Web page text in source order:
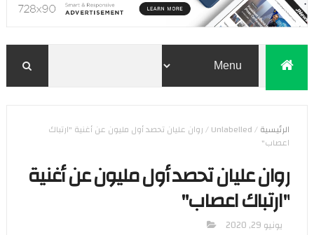
الرئيسية/
Unlabelled
/روان عليان تحصد أول مليون عن أغنية "ارتباك
اعصاب"
روان عليان تحصد أول مليون عن أغنية
"ارتباك اعصاب"
يونيو 29, 2020